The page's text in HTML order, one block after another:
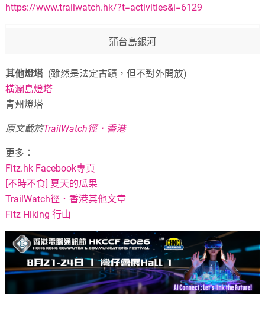
https://www.trailwatch.hk/?t=activities&i=6129
蒲台島銀河
其他燈塔 (雖然是法定古蹟，但不對外開放)
橫瀾島燈塔
青州燈塔
原文載於TrailWatch徑．香港
更多：
Fitz.hk Facebook專頁
[不時不食] 夏天的瓜果
TrailWatch徑．香港其他文章
Fitz Hiking 行山